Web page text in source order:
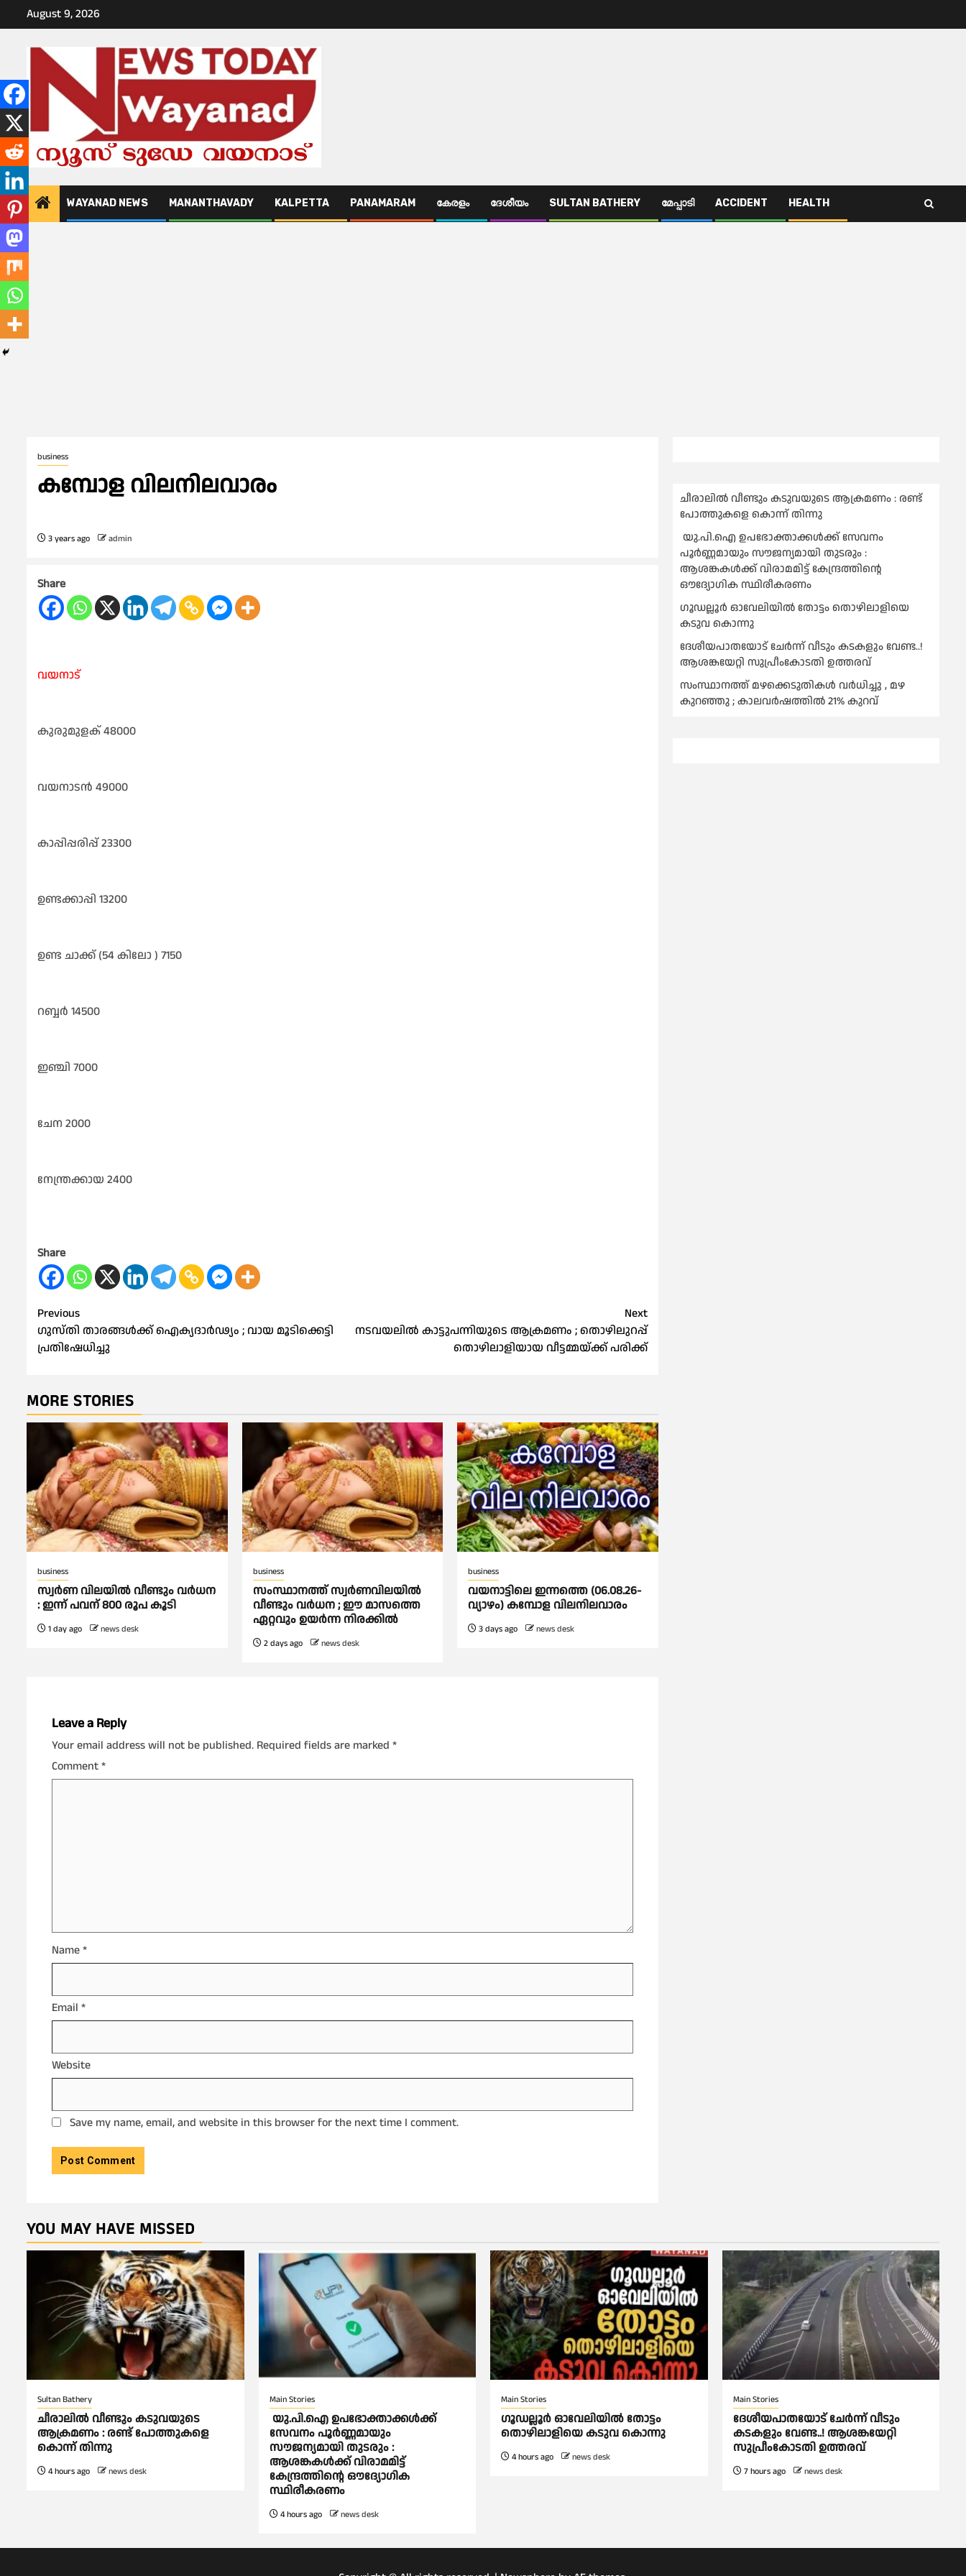
to
August 9, 2026
WAYANAD NEWS MANANTHAVADY KALPETTA PANAMARAM കേരളം ദേശീയം SULTAN BATHERY മേപ്പാടി ACCIDENT HEALTH
business
കമ്പോള വിലനിലവാരം
3 years ago admin
Share
വയനാട്
കുരുമുളക് 48000
വയനാടൻ 49000
കാപ്പിപ്പരിപ്പ് 23300
ഉണ്ടക്കാപ്പി 13200
ഉണ്ട ചാക്ക് (54 കിലോ ) 7150
റബ്ബർ 14500
ഇഞ്ചി 7000
ചേന 2000
നേന്ത്രക്കായ 2400
Share
Post
navigation
Previous
ഗുസ്തി താരങ്ങൾക്ക് ഐക്യദാർഢ്യം ; വായ മൂടിക്കെട്ടി
പ്രതിഷേധിച്ചു
Next
നടവയലിൽ കാട്ടുപന്നിയുടെ ആക്രമണം ; തൊഴിലുറപ്പ്
തൊഴിലാളിയായ വീട്ടമ്മയ്ക്ക് പരിക്ക്
MORE STORIES
business
സ്വർണ വിലയില്‍ വീണ്ടും വർധന
: ഇന്ന് പവന് 800 രൂപ കൂടി
1 day ago news desk
business
സംസ്ഥാനത്ത് സ്വര്‍ണവിലയില്‍
വീണ്ടും വര്‍ധന ; ഈ മാസത്തെ
ഏറ്റവും ഉയര്‍ന്ന നിരക്കില്‍
2 days ago news desk
business
വയനാട്ടിലെ ഇന്നത്തെ (06.08.26-
വ്യാഴം) കമ്പോള വിലനിലവാരം
3 days ago news desk
Leave a Reply
Your email address will not be published. Required fields are marked *
Comment*
Name*
Email *
Website
Save my name, email, and website in this browser for the next time I comment.
ചീരാലിൽ വീണ്ടും കടുവയുടെ ആക്രമണം : രണ്ട്
പോത്തുകളെ കൊന്ന് തിന്നു
യു.പി.ഐ ഉപഭോക്താക്കള്‍ക്ക് സേവനം
പൂര്‍ണ്ണമായും സൗജന്യമായി തുടരും :
ആശങ്കകള്‍ക്ക് വിരാമമിട്ട് കേന്ദ്രത്തിന്റെ
ഔദ്യോഗിക സ്ഥിരീകരണം
ഗൂഡല്ലൂർ ഓവേലിയിൽ തോട്ടം തൊഴിലാളിയെ
കടുവ കൊന്നു
ദേശീയപാതയോട് ചേര്‍ന്ന് വീടും കടകളും വേണ്ട..!
ആശങ്കയേറ്റി സുപ്രീംകോടതി ഉത്തരവ്
സംസ്ഥാനത്ത് മഴക്കെടുതികള്‍ വര്‍ധിച്ചു , മഴ
കുറഞ്ഞു ; കാലവര്‍ഷത്തില്‍ 21% കുറവ്
YOU MAY HAVE MISSED
Sultan Bathery
ചീരാലിൽ വീണ്ടും കടുവയുടെ
ആക്രമണം : രണ്ട് പോത്തുകളെ
കൊന്ന് തിന്നു
4 hours ago news desk
Main Stories
യു.പി.ഐ ഉപഭോക്താക്കള്‍ക്ക്
സേവനം പൂര്‍ണ്ണമായും
സൗജന്യമായി തുടരും :
ആശങ്കകള്‍ക്ക് വിരാമമിട്ട്
കേന്ദ്രത്തിന്റെ ഔദ്യോഗിക
സ്ഥിരീകരണം
4 hours ago news desk
Main Stories
ഗൂഡല്ലൂർ ഓവേലിയിൽ തോട്ടം
തൊഴിലാളിയെ കടുവ കൊന്നു
4 hours ago news desk
Main Stories
ദേശീയപാതയോട് ചേര്‍ന്ന് വീടും
കടകളും വേണ്ട..! ആശങ്കയേറ്റി
സുപ്രീംകോടതി ഉത്തരവ്
7 hours ago news desk